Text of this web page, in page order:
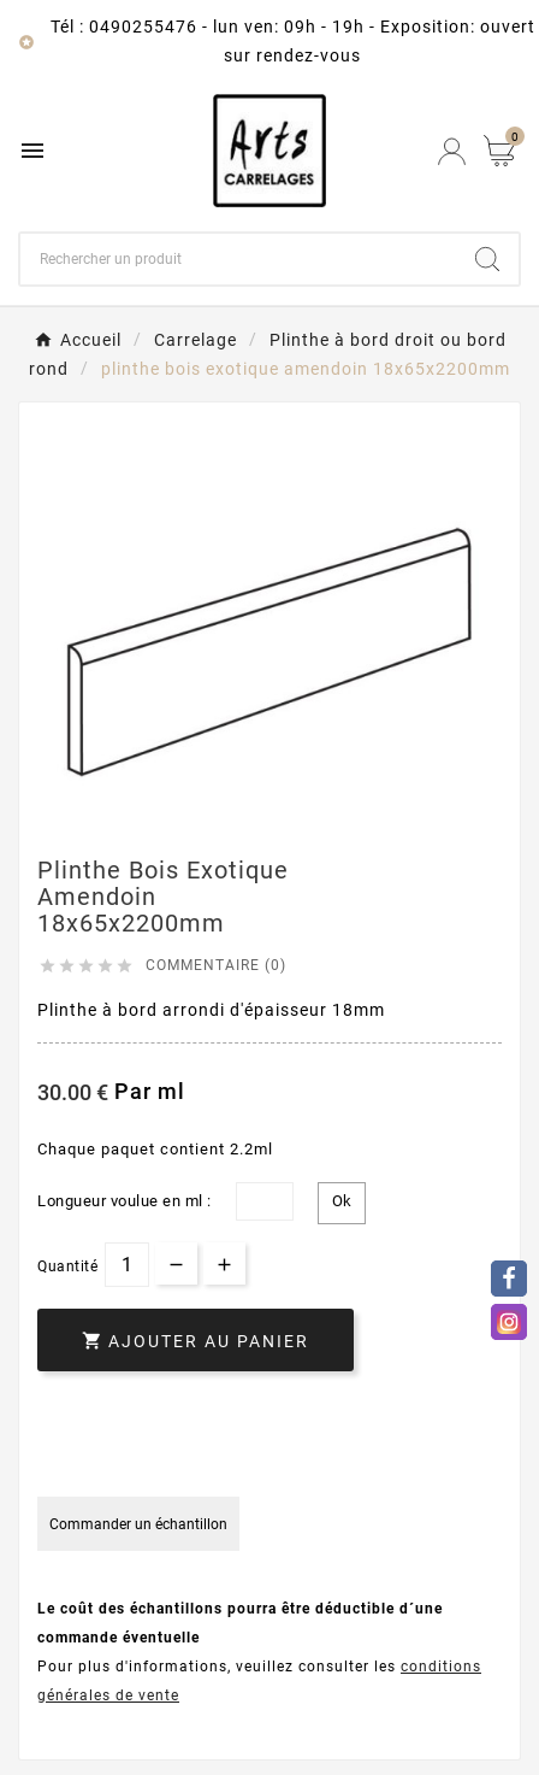

Tél : 0490255476 -
lun ven: 09h - 19h - Exposition: ouvert
sur rendez-vous
 0
Accueil Carrelage
Plinthe à bord droit ou bord
rond
plinthe bois exotique amendoin 18x65x2200mm
Plinthe Bois Exotique
Amendoin
18x65x2200mm
     COMMENTAIRE (0)
Plinthe à bord arrondi d'épaisseur 18mm
30.00 € Par ml
Chaque paquet contient 2.2ml
Longueur voulue en ml :
Quantité
 AJOUTER AU PANIER
Commander un échantillon
Le coût des échantillons pourra être déductible d´une
commande éventuelle
Pour plus d'informations, veuillez consulter les conditions
générales de vente